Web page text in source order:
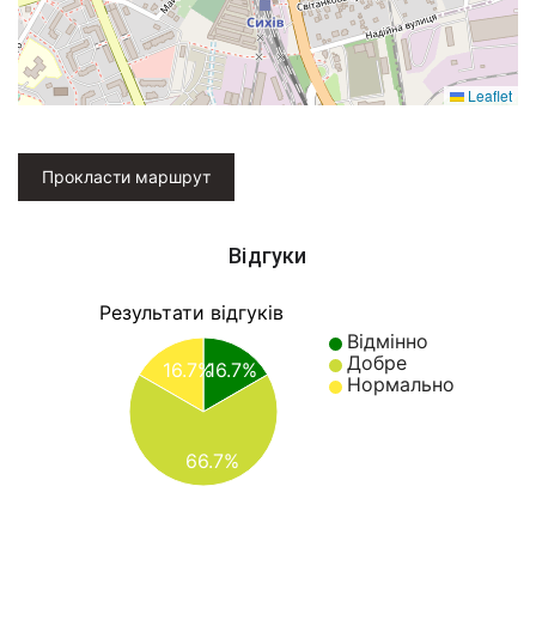
Leaflet
Прокласти маршрут
Відгуки
Результати відгуків
Відмінно
Добре
Нормально
16.7%
16.7%
66.7%